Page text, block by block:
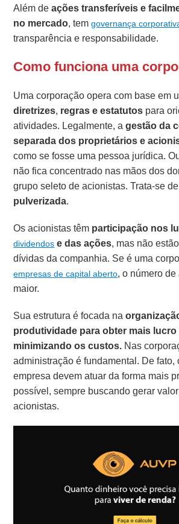
Além deações transferíveis e
no mercado, temgovernança
transparência e responsabilidade.
Como funciona uma
Uma corporação opera com base em
diretrizes, regras e estatutos para
atividades. Legalmente, agestão da
separada dos proprietários e
como se fosse uma pessoa jurídica.
não fica concentrado nas mãos dos
grupo seleto de acionistas. Trata-se
pulverizada.
Os acionistas têm participação nos
dividendos e das ações, mas não
dívidas da companhia. Se é uma
empresas de capital aberto, o número
maior.
Sua estrutura é focada na
produtividade para obter mais
minimizando os custos. Nas
administração é fundamental. De fato,
empresa devem atuar da forma mais
possível, sempre buscando gerar
acionistas.